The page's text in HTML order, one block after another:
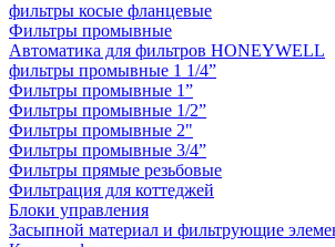
фильтры косые фланцевые
Фильтры промывные
Автоматика для фильтров HONEYWELL
фильтры промывные 1 1/4”
Фильтры промывные 1”
Фильтры промывные 1/2”
Фильтры промывные 2"
Фильтры промывные 3/4”
Фильтры прямые резьбовые
Фильтрация для коттеджей
Блоки управления
Засыпной материал и фильтрующие